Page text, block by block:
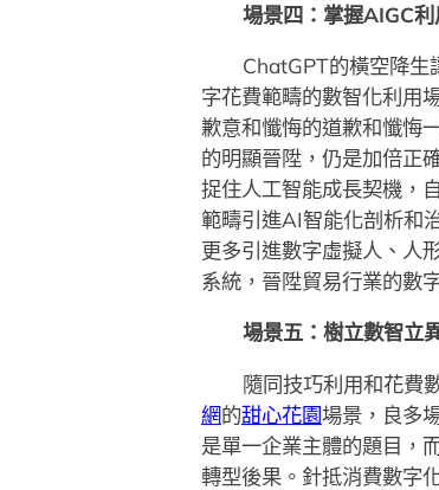
場景四：掌握AIGC
ChatGPT的橫空降生
字花費範疇的數智化利用
歉意和懺悔的道歉和懺悔
的明顯晉陞，仍是加倍正
捉住人工智能成長契機，
範疇引進AI智能化剖析和
更多引進數字虛擬人、人
系統，晉陞貿易行業的數
場景五：樹立數智立
隨同技巧利用和花費
網的甜心花園場景，良多
是單一企業主體的題目，
轉型後果。針抵消費數字